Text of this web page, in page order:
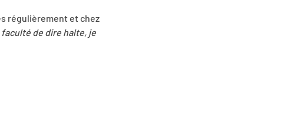
régulièrement et chez
de dire halte, je